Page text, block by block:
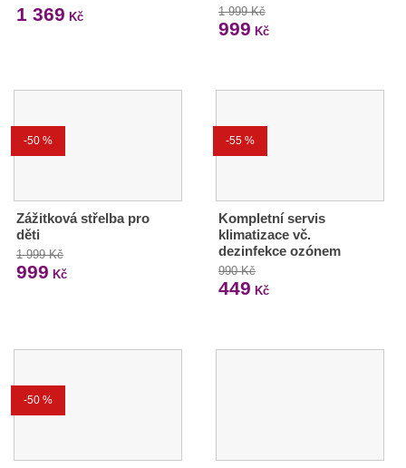
1 369 Kč 1 999 Kč
999 Kč
-50 %
Zážitková střelba pro
děti
1 999 Kč
999 Kč
-55 %
Kompletní servis
klimatizace vč.
dezinfekce ozónem
990 Kč
449 Kč
-50 %